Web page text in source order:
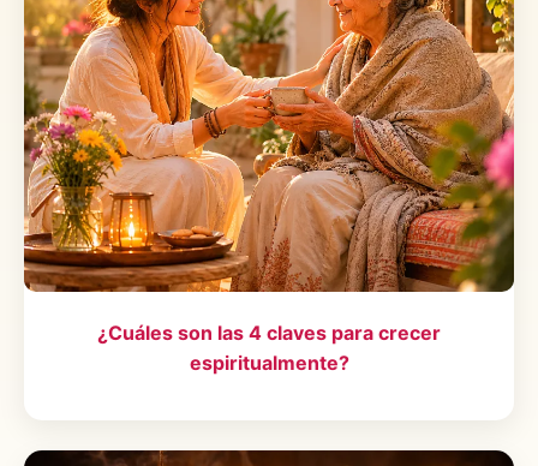
¿Cuáles son las 4 claves para crecer
espiritualmente?